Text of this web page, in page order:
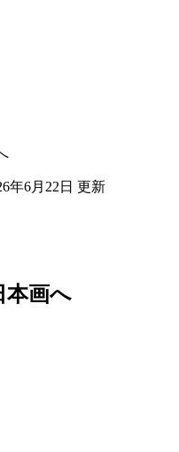
年6月22日 更新
本画へ